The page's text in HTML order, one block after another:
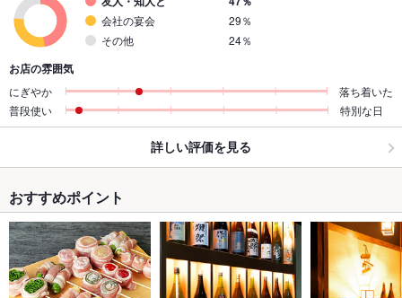
会社の宴会
29％
その他
24％
お店の雰囲気
にぎやか
落ち着いた
普段使い
特別な日
詳しい評価を見る
おすすめポイント